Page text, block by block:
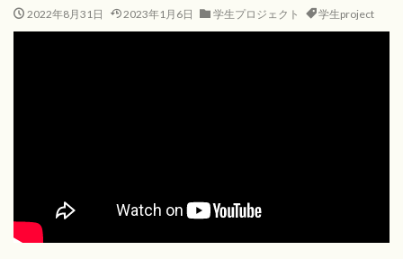
2022年8月31日 2023年1月6日 学生プロジェクト 学生project